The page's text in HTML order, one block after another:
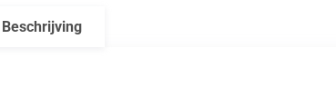
Beschrijving